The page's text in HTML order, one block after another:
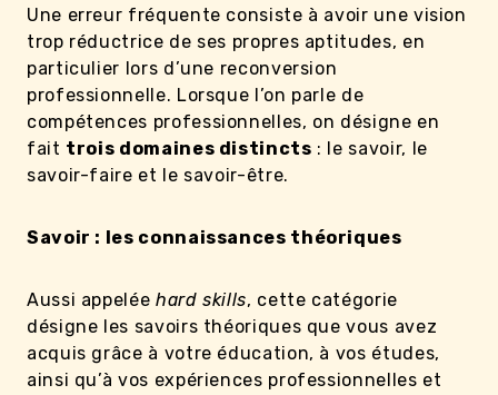
Une erreur fréquente consiste à avoir une vision
trop réductrice de ses propres aptitudes, en
particulier lors d’une reconversion
professionnelle. Lorsque l’on parle de
compétences professionnelles, on désigne en
fait trois domaines distincts : le savoir, le
savoir-faire et le savoir-être.
Savoir : les connaissances théoriques
Aussi appelée hard skills, cette catégorie
désigne les savoirs théoriques que vous avez
acquis grâce à votre éducation, à vos études,
ainsi qu’à vos expériences professionnelles et